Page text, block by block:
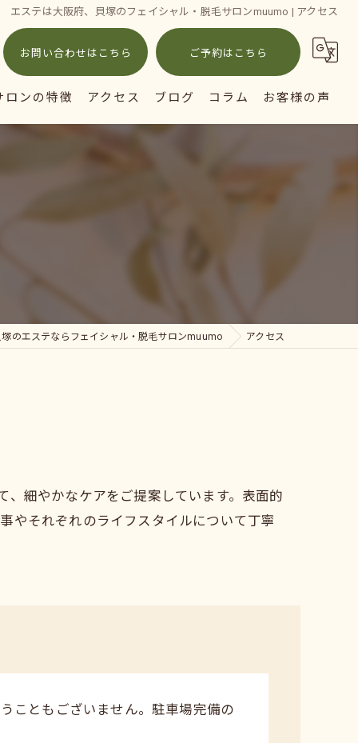
エステは大阪府、貝塚のフェイシャル・脱毛サロンmuumo | アクセス
お問い合わせはこちら ご予約はこちら
ロンの特徴 アクセス ブログ コラム お客様の声
のエステならフェイシャル・脱毛サロンmuumo アクセス
細やかなケアをご提案しています。表面的
やそれぞれのライフスタイルについて丁寧
こともございません。駐車場完備の